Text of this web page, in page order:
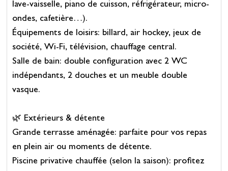
lave-vaisselle, piano de cuisson, réfrigérateur, micro-
ondes, cafetière…).
Équipements de loisirs: billard, air hockey, jeux de
société, Wi-Fi, télévision, chauffage central.
Salle de bain: double configuration avec 2 WC
indépendants, 2 douches et un meuble double
vasque.
🌿 Extérieurs & détente
Grande terrasse aménagée: parfaite pour vos repas
en plein air ou moments de détente.
Piscine privative chauffée (selon la saison): profitez